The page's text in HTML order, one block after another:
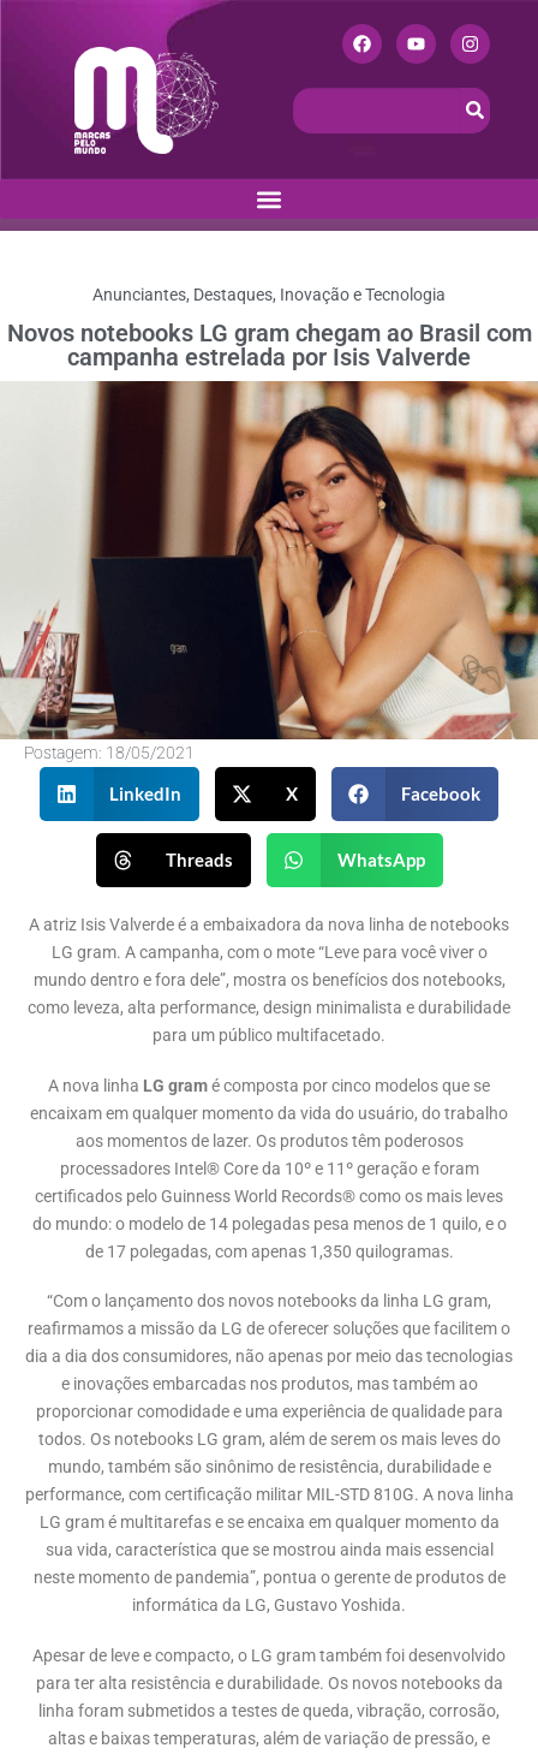
Anunciantes, Destaques, Inovação e Tecnologia
Novos notebooks LG gram chegam ao Brasil com
campanha estrelada por Isis Valverde
Postagem: 18/05/2021
LinkedIn X Facebook
Threads WhatsApp
A atriz Isis Valverde é a embaixadora da nova linha de notebooks
LG gram. A campanha, com o mote “Leve para você viver o
mundo dentro e fora dele”, mostra os benefícios dos notebooks,
como leveza, alta performance, design minimalista e durabilidade
para um público multifacetado.
A nova linha LG gramé composta por cinco modelos que se
encaixam em qualquer momento da vida do usuário, do trabalho
aos momentos de lazer. Os produtos têm poderosos
processadores Intel® Core da 10º e 11º geração e foram
certificados pelo Guinness World Records® como os mais leves
do mundo: o modelo de 14 polegadas pesa menos de 1 quilo, e o
de 17 polegadas, com apenas 1,350 quilogramas.
“Com o lançamento dos novos notebooks da linha LG gram,
reafirmamos a missão da LG de oferecer soluções que facilitem o
dia a dia dos consumidores, não apenas por meio das tecnologias
e inovações embarcadas nos produtos, mas também ao
proporcionar comodidade e uma experiência de qualidade para
todos. Os notebooks LG gram, além de serem os mais leves do
mundo, também são sinônimo de resistência, durabilidade e
performance, com certificação militar MIL-STD 810G. A nova linha
LG gram é multitarefas e se encaixa em qualquer momento da
sua vida, característica que se mostrou ainda mais essencial
neste momento de pandemia”, pontua o gerente de produtos de
informática da LG, Gustavo Yoshida.
Apesar de leve e compacto, o LG gram também foi desenvolvido
para ter alta resistência e durabilidade. Os novos notebooks da
linha foram submetidos a testes de queda, vibração, corrosão,
altas e baixas temperaturas, além de variação de pressão, e